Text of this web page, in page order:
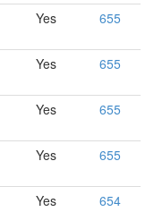
Yes 655
Yes 655
Yes 655
Yes 655
Yes 654